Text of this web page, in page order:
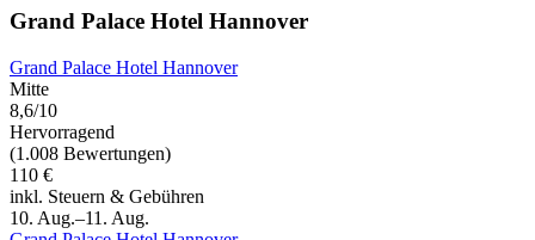
Grand Palace Hotel Hannover
Grand Palace Hotel Hannover
Mitte
8,6/10
Hervorragend
(1.008 Bewertungen)
110 €
inkl. Steuern & Gebühren
10. Aug.–11. Aug.